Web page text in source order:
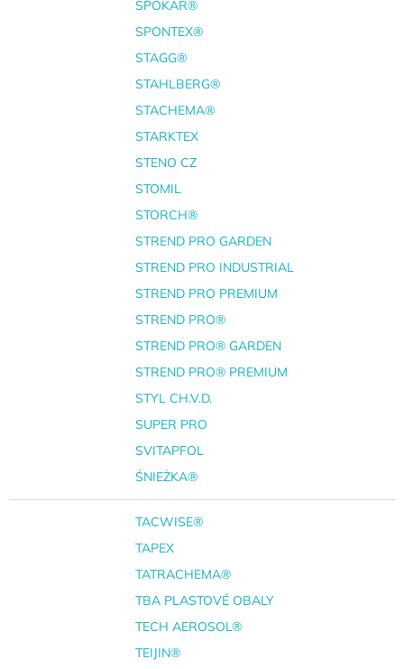
SPOKAR®
SPONTEX®
STAGG®
STAHLBERG®
STACHEMA®
STARKTEX
STENO CZ
STOMIL
STORCH®
STREND PRO GARDEN
STREND PRO INDUSTRIAL
STREND PRO PREMIUM
STREND PRO®
STREND PRO® GARDEN
STREND PRO® PREMIUM
STYL CH.V.D.
SUPER PRO
SVITAPFOL
ŚNIEŻKA®
TACWISE®
TAPEX
TATRACHEMA®
TBA PLASTOVÉ OBALY
TECH AEROSOL®
TEIJIN®